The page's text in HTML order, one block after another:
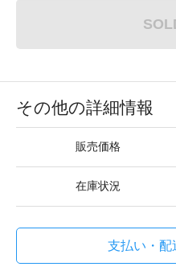
その他の詳細情報
販売価格
在庫状況
支払い・配